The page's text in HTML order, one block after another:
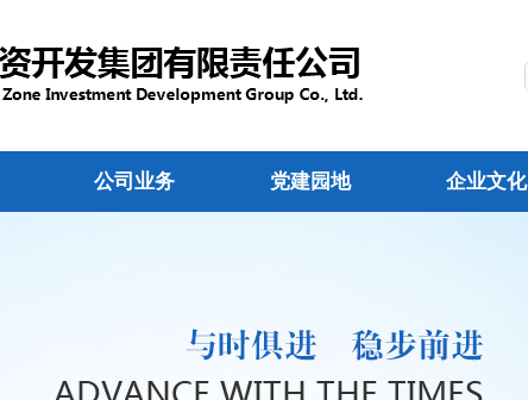
公司业务 党建园地 企业文化